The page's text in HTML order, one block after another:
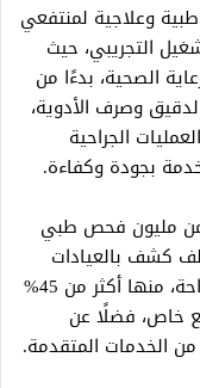
مليون خدمة طبية وعلاجية لمنتفعي
التجريبي، حيث
الصحية، بدءًا من
وصرف الأدوية،
الجراحية
بجودة وكفاءة.
من مليون فحص طبي
و400 ألف خدمة طوارئ، و100 ألف كشف بالعيادات
الخارجية، بالإضافة إلى 20 ألف عملية وجراحة، منها أكثر من 45%
خاص، فضلًا عن
من الخدمات المتقدمة.